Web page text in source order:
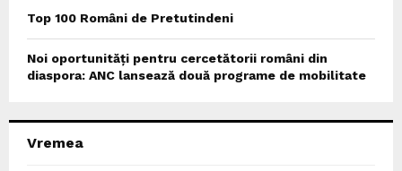
Top 100 Români de Pretutindeni
Noi oportunități pentru cercetătorii români din
diaspora: ANC lansează două programe de mobilitate
Vremea